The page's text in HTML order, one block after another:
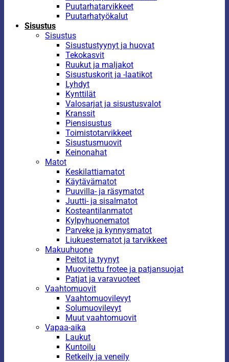
Puutarhatarvikkeet
Puutarhatyökalut
Sisustus
Sisustus
Sisustustyynyt ja huovat
Tekokasvit
Ruukut ja maljakot
Sisustuskorit ja -laatikot
Lyhdyt
Kynttilät
Valosarjat ja sisustusvalot
Kranssit
Piensisustus
Toimistotarvikkeet
Sisustusmuovit
Keinonahat
Matot
Keskilattiamatot
Käytävämatot
Puuvilla- ja räsymatot
Juutti- ja sisalmatot
Kosteantilanmatot
Kylpyhuonematot
Parveke ja kynnysmatot
Liukuestematot ja tarvikkeet
Makuuhuone
Peitot ja tyynyt
Muovitettu frotee ja patjansuojat
Patjat ja varavuoteet
Vaahtomuovit
Vaahtomuovilevyt
Solumuovilevyt
Muut vaahtomuovit
Vapaa-aika
Laukut
Kuntoilu
Retkeily ja veneily